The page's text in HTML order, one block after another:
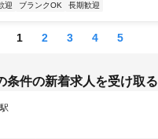
迎 ブランクOK 長期歓迎
1 2 3 4 5
条件の新着求人を受け取る